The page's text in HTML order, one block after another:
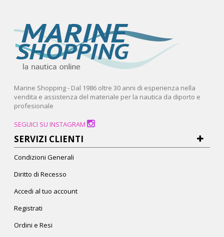
Marine Shopping - Dal 1986 oltre 30 anni di esperienza nella
vendita e assistenza del materiale per la nautica da diporto e
profesionale
SEGUICI SU INSTAGRAM
SERVIZI CLIENTI
Condizioni Generali
Diritto di Recesso
Accedi al tuo account
Registrati
Ordini e Resi